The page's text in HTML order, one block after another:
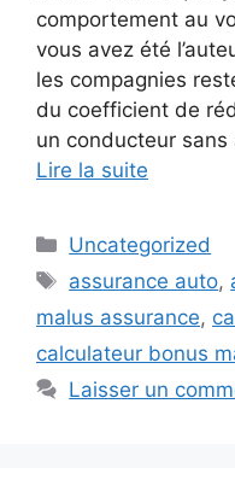
comportement au
vous avez été
les compagnies
du coefficient de
un conducteur
Lire la suite
Catégories
Uncategorized
Étiquettes
assurance auto,
malus assurance,
calculateur bonus
Laisser un